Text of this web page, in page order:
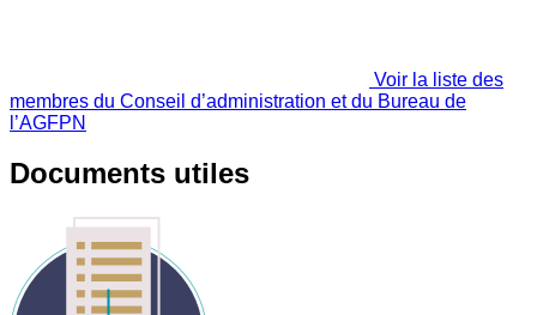
Voir la liste des
membres du Conseil d’administration et du Bureau de
l’AGFPN
Documents utiles